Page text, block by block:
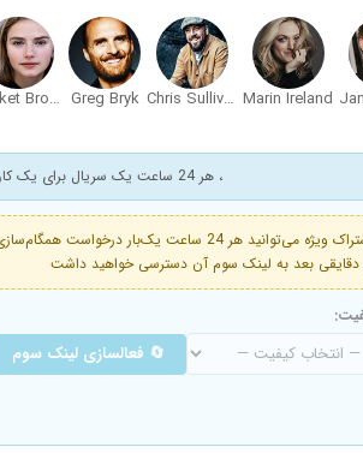
Marin Ireland
Chris Sullivan
Greg Bryk
Cricket Brown
، هر 24 ساعت یک سریال برای یک کاربر ویژه
فعال است. با خرید اشتراک ویژه می‌توانید هر 24 ساعت یک‌بار درخواست
🔄 فعالسازی لینک سوم